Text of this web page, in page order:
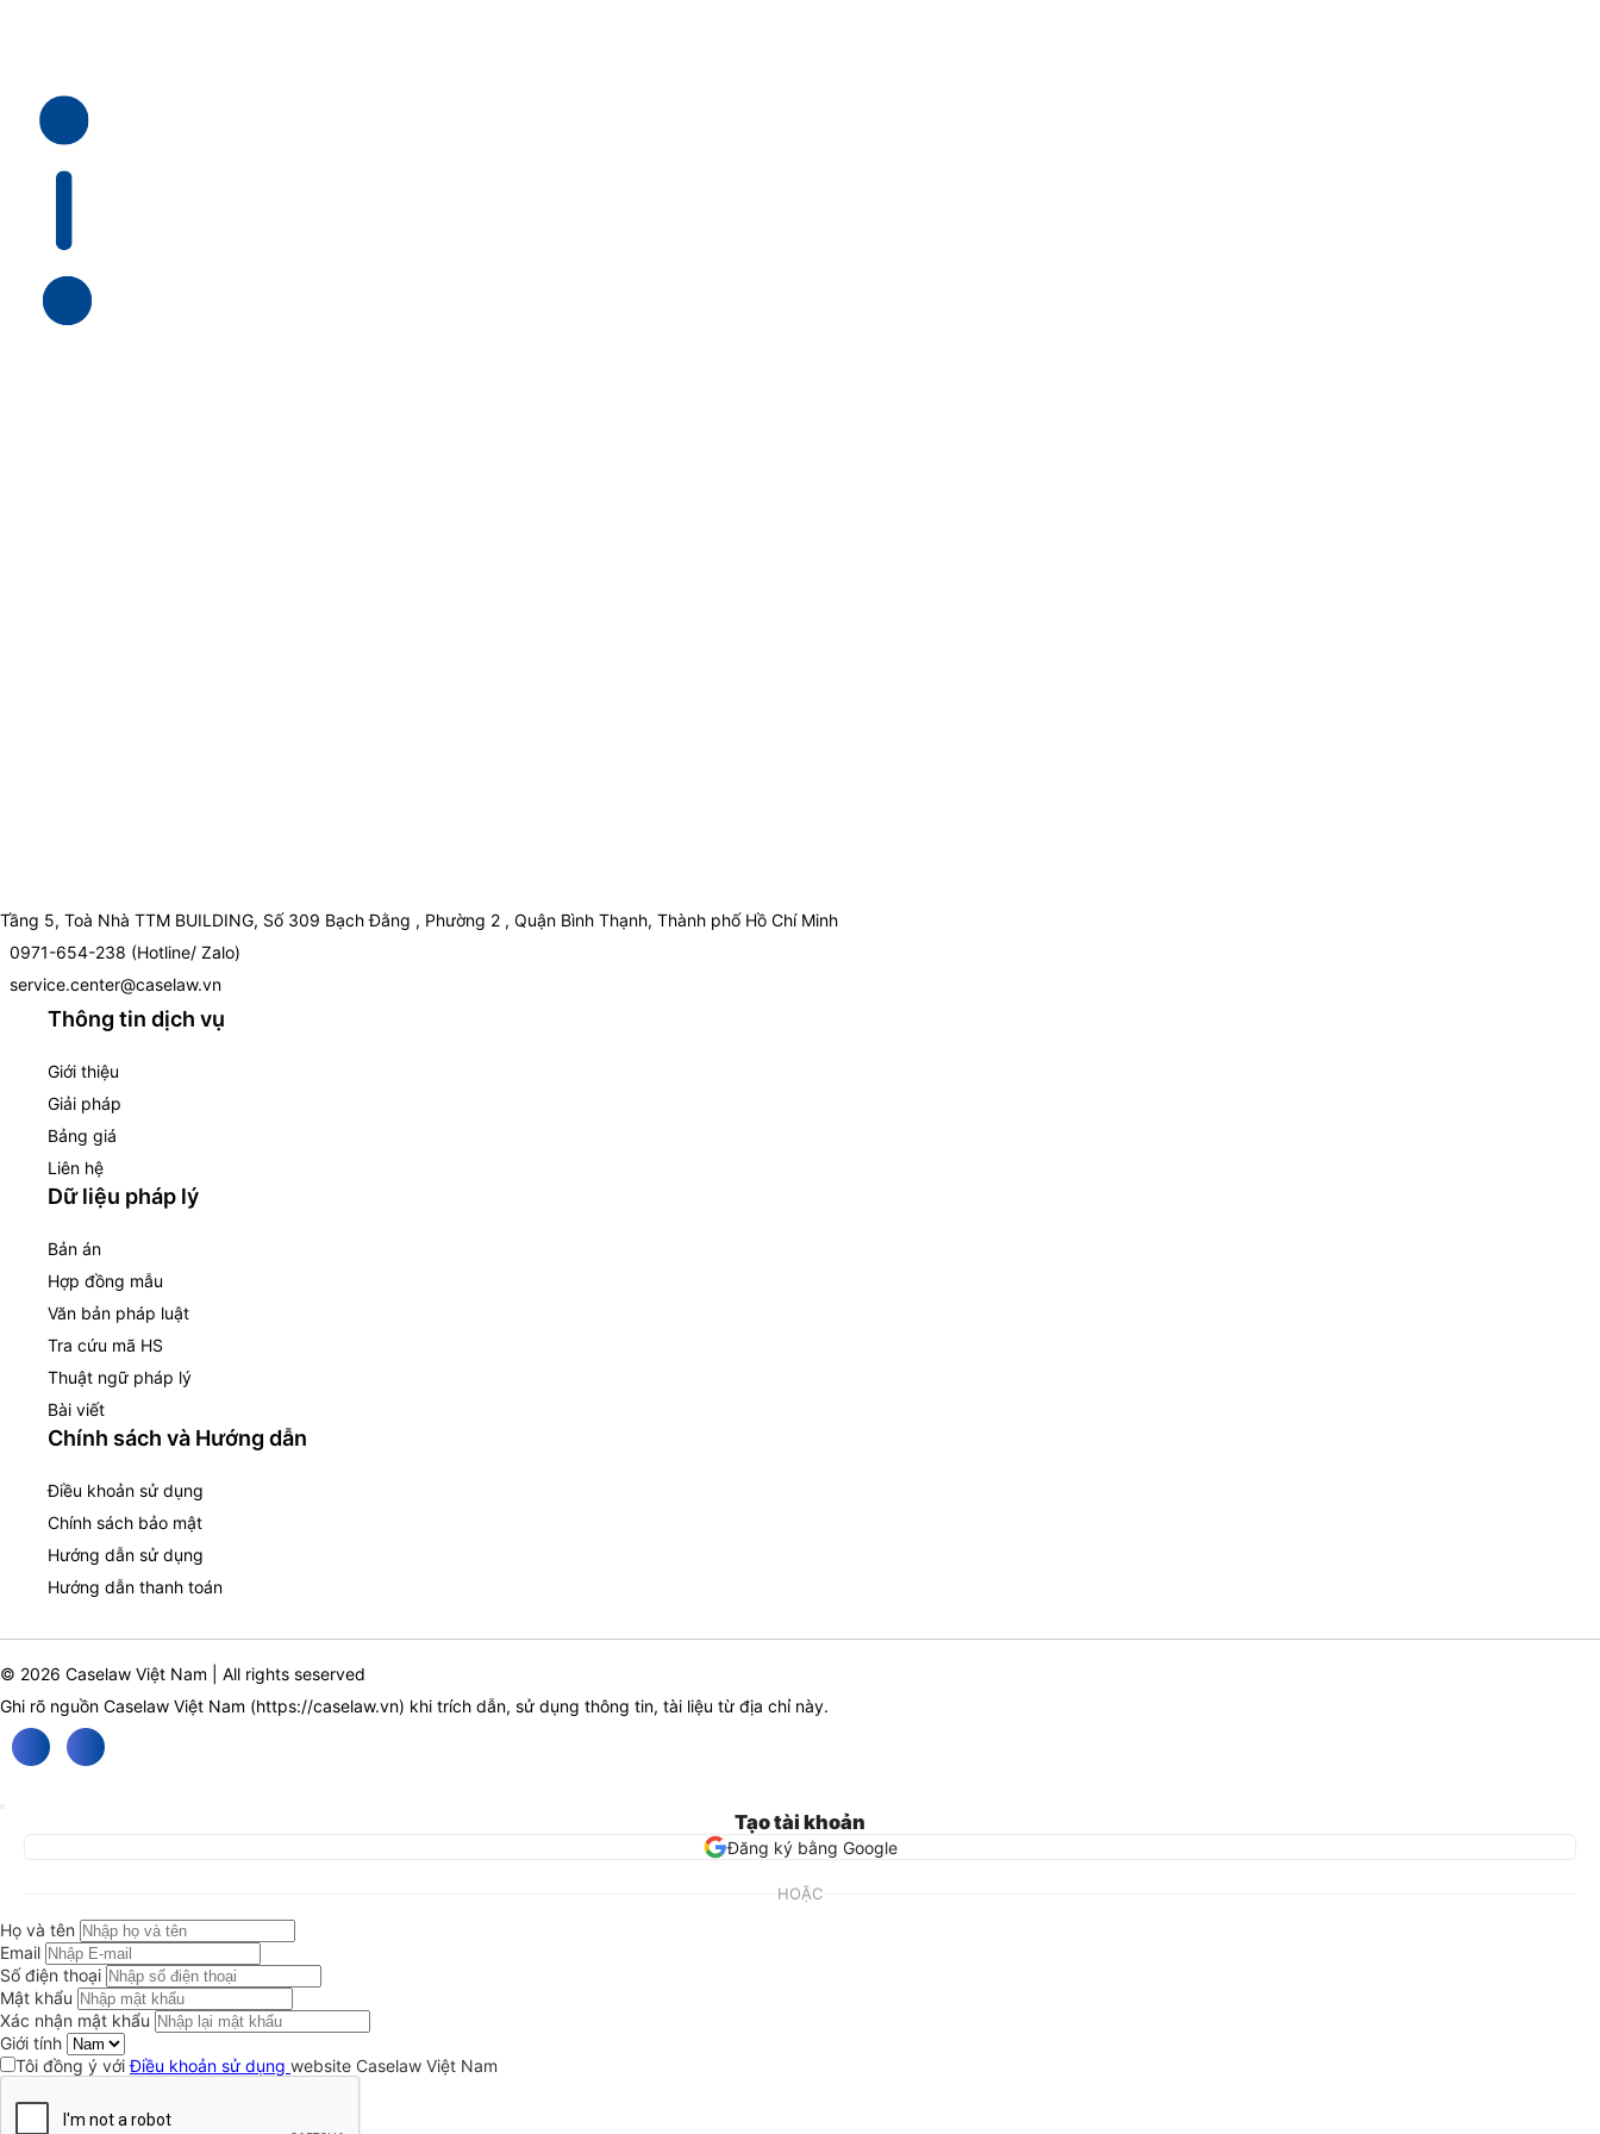
Tầng 5, Toà Nhà TTM BUILDING, Số 309 Bạch Đằng , Phường 2 , Quận Bình Thạnh, Thành phố Hồ Chí Minh
0971-654-238 (Hotline/ Zalo)
service.center@caselaw.vn
Thông tin dịch vụ
Giới thiệu
Giải pháp
Bảng giá
Liên hệ
Dữ liệu pháp lý
Bản án
Hợp đồng mẫu
Văn bản pháp luật
Tra cứu mã HS
Thuật ngữ pháp lý
Bài viết
Chính sách và Hướng dẫn
Điều khoản sử dụng
Chính sách bảo mật
Hướng dẫn sử dụng
Hướng dẫn thanh toán
© 2026 Caselaw Việt Nam | All rights seserved
Ghi rõ nguồn Caselaw Việt Nam (https://caselaw.vn) khi trích dẫn, sử dụng thông tin, tài liệu từ địa chỉ này.
Tạo tài khoản
Đăng ký bằng Google
HOẶC
Họ và tên
Email
Số điện thoại
Mật khẩu
Xác nhận mật khẩu
Giới tính
Tôi đồng ý vớiĐiều khoản sử dụng website Caselaw Việt Nam